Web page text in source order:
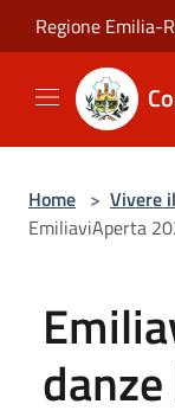
Salta al contenuto
Regione Emilia-
Home > Vivere
EmiliaviAperta